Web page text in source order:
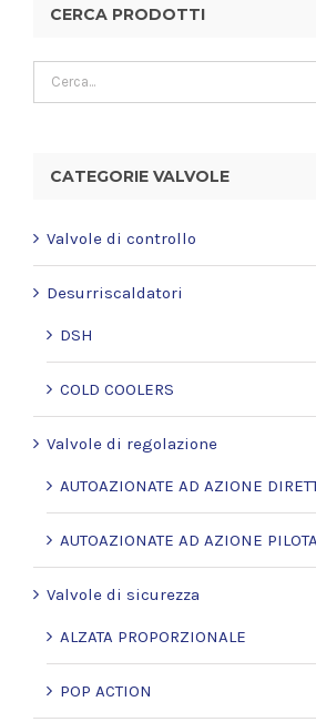
CERCA PRODOTTI
CATEGORIE VALVOLE
Valvole di controllo
Desurriscaldatori
DSH
COLD COOLERS
Valvole di regolazione
AUTOAZIONATE AD AZIONE
AUTOAZIONATE AD AZIONE
Valvole di sicurezza
ALZATA PROPORZIONALE
POP ACTION